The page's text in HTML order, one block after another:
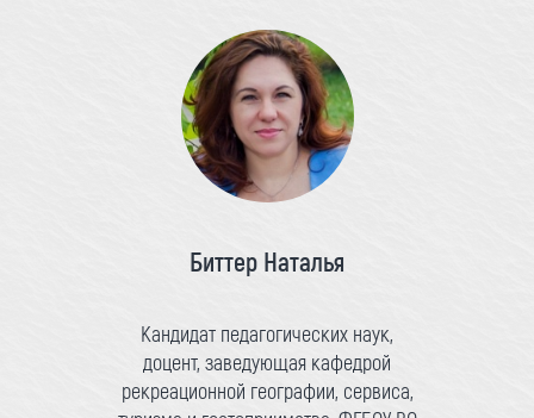
Биттер Наталья
Кандидат педагогических наук,
доцент, заведующая кафедрой
рекреационной географии, сервиса,